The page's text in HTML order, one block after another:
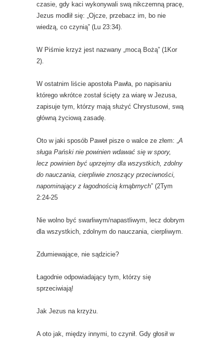
czasie, gdy kaci wykonywali swą nikczemną pracę,
Jezus modlił się: „Ojcze, przebacz im, bo nie
wiedzą, co czynią” (Lu 23:34).
W Piśmie krzyż jest nazwany „mocą Bożą” (1Kor
2).
W ostatnim liście apostoła Pawła, po napisaniu
którego wkrótce został ścięty za wiarę w Jezusa,
zapisuje tym, którzy mają służyć Chrystusowi, swą
główną życiową zasadę.
Oto w jaki sposób Paweł pisze o walce ze złem: „A
sługa Pański nie powinien wdawać się w spory,
lecz powinien być uprzejmy dla wszystkich, zdolny
do nauczania, cierpliwie znoszący przeciwności,
napominający z łagodnością krnąbrnych” (2Tym
2:24-25
Nie wolno być swarliwym/napastliwym, lecz dobrym
dla wszystkich, zdolnym do nauczania, cierpliwym.
Zdumiewające, nie sądzicie?
Łagodnie odpowiadający tym, którzy się
sprzeciwiają!
Jak Jezus na krzyżu.
A oto jak, między innymi, to czynił. Gdy głosił w